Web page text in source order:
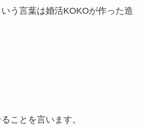
いう言葉は婚活KOKOが作った造
ことを言います。